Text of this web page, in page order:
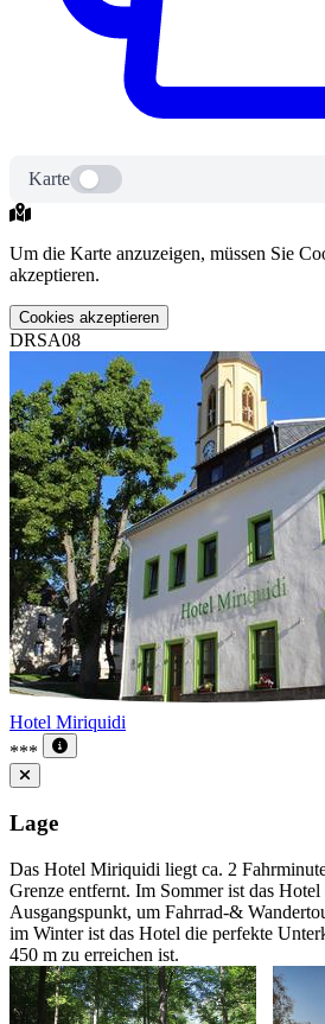
Karte
Um die Karte anzuzeigen, müssen Sie
akzeptieren.
Cookies akzeptieren
DRSA08
Hotel Miriquidi
***
Lage
Das Hotel Miriquidi liegt ca. 2
Grenze entfernt. Im Sommer ist das Hotel
Ausgangspunkt, um Fahrrad-&
im Winter ist das Hotel die perfekte
450 m zu erreichen ist.